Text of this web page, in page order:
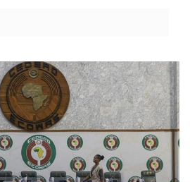
Guinée
Bénin :